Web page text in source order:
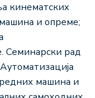
кинематских
и опреме;
Семинарски рад
машина и